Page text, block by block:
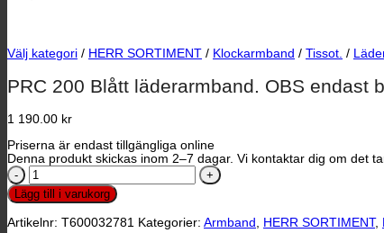
Välj kategori / HERR SORTIMENT / Klockarmband / Tissot. /
PRC 200 Blått läderarmband. OBS endast
1 190.00 kr
Priserna är endast tillgängliga online
Denna produkt skickas inom 2–7 dagar. Vi kontaktar dig om det
PRC
200
Blått
OBS
Lägg till i varukorg
Artikelnr: T600032781 Kategorier: Armband HERR SORTIMENT,